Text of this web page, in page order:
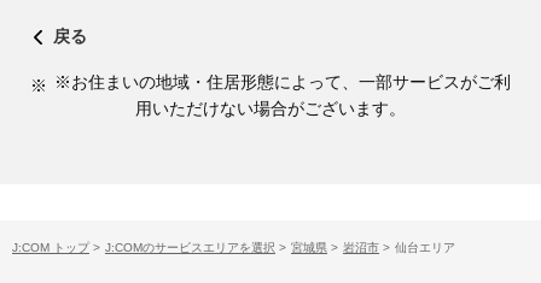
戻る
※お住まいの地域・住居形態によって、一部サービスがご利
用いただけない場合がございます。
J:COM トップ > J:COMのサービスエリアを選択 > 宮城県 > 岩沼市 > 仙台エリア